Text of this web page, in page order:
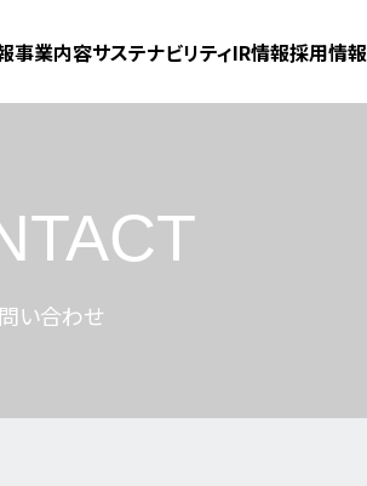
事業内容サステナビリティIR情報採用情報
い合わせ